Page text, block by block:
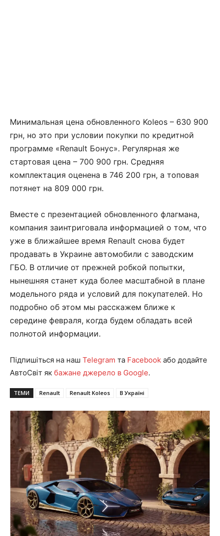
Минимальная цена обновленного Koleos – 630 900
грн, но это при условии покупки по кредитной
программе «Renault Бонус». Регулярная же
стартовая цена – 700 900 грн. Средняя
комплектация оценена в 746 200 грн, а топовая
потянет на 809 000 грн.
Вместе с презентацией обновленного флагмана,
компания заинтриговала информацией о том, что
уже в ближайшее время Renault снова будет
продавать в Украине автомобили с заводским
ГБО. В отличие от прежней робкой попытки,
нынешняя станет куда более масштабной в плане
модельного ряда и условий для покупателей. Но
подробно об этом мы расскажем ближе к
середине февраля, когда будем обладать всей
полнотой информации.
Підпишіться на наш Telegram та Facebook або додайте
АвтоСвіт як бажане джерело в Google.
ТЕМИ Renault Renault Koleos В Україні